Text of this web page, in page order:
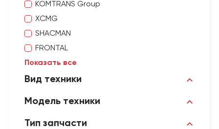
KOMTRANS Group
XCMG
SHACMAN
FRONTAL
Показать все
Вид техники
Модель техники
Тип запчасти